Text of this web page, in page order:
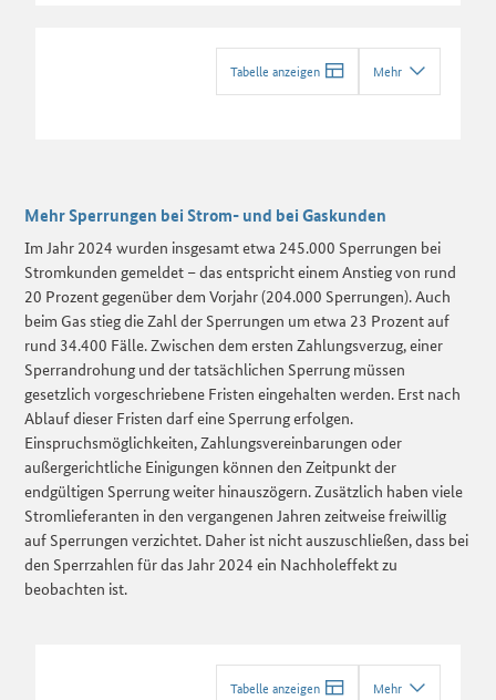
Tabelle anzeigen Mehr
Mehr Sperrungen bei Strom- und bei Gaskunden
Im Jahr 2024 wurden insgesamt etwa 245.000 Sperrungen bei
Stromkunden gemeldet – das entspricht einem Anstieg von rund
20 Prozent gegenüber dem Vorjahr (204.000 Sperrungen). Auch
beim Gas stieg die Zahl der Sperrungen um etwa 23 Prozent auf
rund 34.400 Fälle. Zwischen dem ersten Zahlungsverzug, einer
Sperrandrohung und der tatsächlichen Sperrung müssen
gesetzlich vorgeschriebene Fristen eingehalten werden. Erst nach
Ablauf dieser Fristen darf eine Sperrung erfolgen.
Einspruchsmöglichkeiten, Zahlungsvereinbarungen oder
außergerichtliche Einigungen können den Zeitpunkt der
endgültigen Sperrung weiter hinauszögern. Zusätzlich haben viele
Stromlieferanten in den vergangenen Jahren zeitweise freiwillig
auf Sperrungen verzichtet. Daher ist nicht auszuschließen, dass bei
den Sperrzahlen für das Jahr 2024 ein Nachholeffekt zu
beobachten ist.
Tabelle anzeigen Mehr